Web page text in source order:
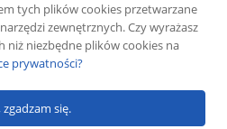
Rafał Żuber
Klub eMarketera
tych plików cookies przetwarzane
zewnętrznych. Czy wyrażasz
niż niezbędne plików cookies na
prywatności?
zgadzam się.